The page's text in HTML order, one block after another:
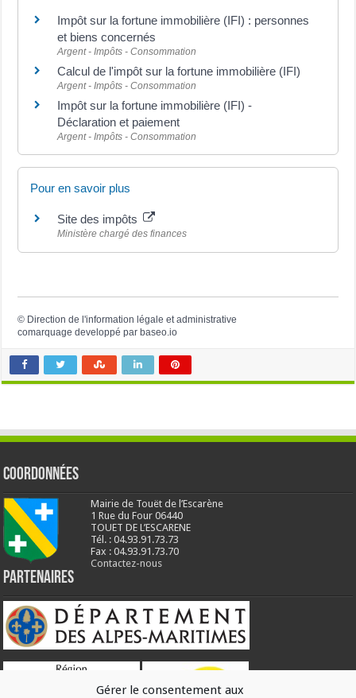
Gérer le consentement aux
Impôt sur la fortune immobilière (IFI) : personnes
et biens concernés
Argent - Impôts - Consommation
Calcul de l'impôt sur la fortune immobilière (IFI)
Argent - Impôts - Consommation
Impôt sur la fortune immobilière (IFI) -
Déclaration et paiement
Argent - Impôts - Consommation
Pour en savoir plus
Site des impôts
Ministère chargé des finances
© Direction de l'information légale et administrative
comarquage developpé parbaseo.io
Coordonnées
Mairie de Touët de l’Escarène
1 Rue du Four 06440
TOUET DE L’ESCARENE
Tél. : 04.93.91.73.73
Fax : 04.93.91.73.70
Contactez-nous
Partenaires